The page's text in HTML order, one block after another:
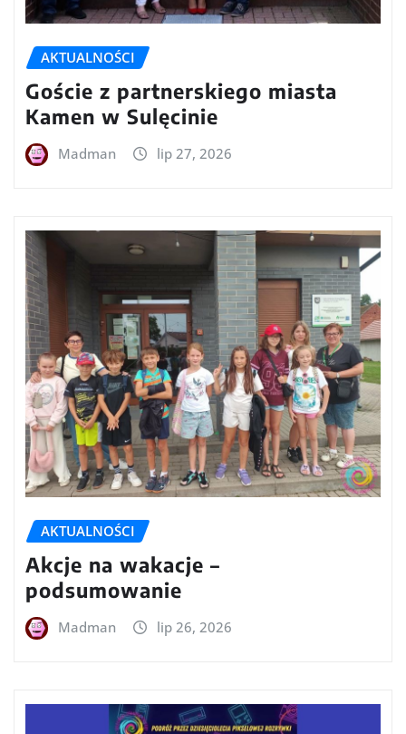
AKTUALNOŚCI
Goście z partnerskiego miasta
Kamen w Sulęcinie
Madman lip 27, 2026
AKTUALNOŚCI
Akcje na wakacje –
podsumowanie
Madman lip 26, 2026